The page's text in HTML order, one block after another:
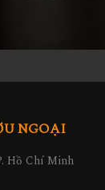
NGOẠI
Hồ Chí Minh